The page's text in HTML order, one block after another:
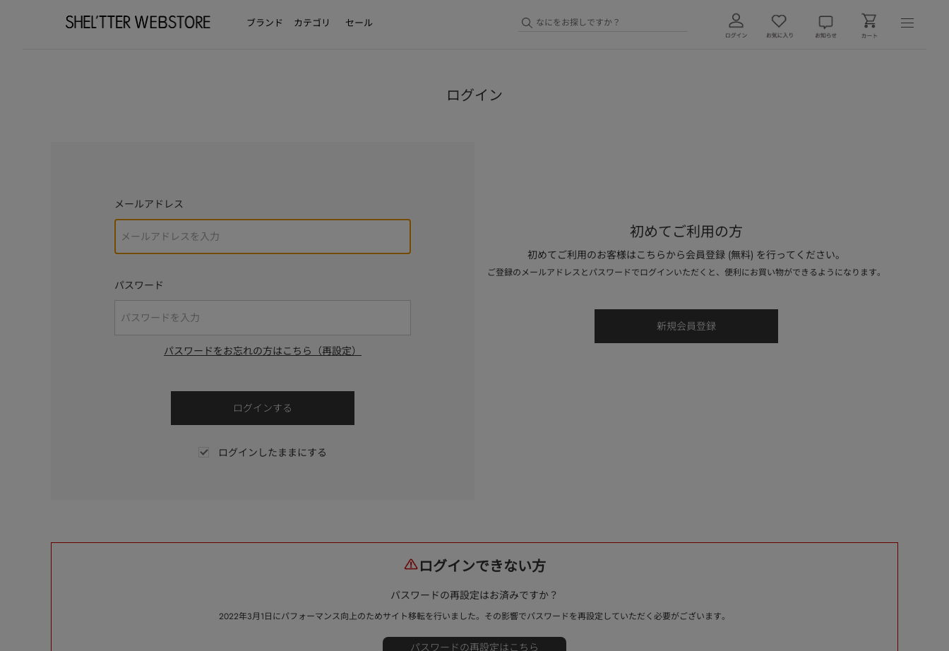
ブランド カテゴリ セール
ログイン
メールアドレス
パスワード
パスワードをお忘れの方はこちら（再設定）
ログインしたままにする
初めてご利用の方
初めてご利用のお客様はこちらから会員登録 (無料) を行ってください。
ご登録のメールアドレスとパスワードでログインいただくと、便利にお買い物ができるようになります。
ログインできない方
パスワードの再設定はお済みですか？
2022年3月1日にパフォーマンス向上のためサイト移転を行いました。その影響でパスワードを再設定していただく必要がございます。